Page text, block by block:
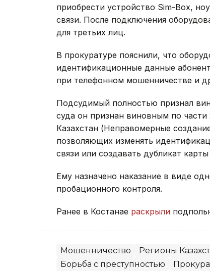
приобрести устройство Sim-Box,
связи. После подключения
для третьих лиц.
В прокуратуре пояснили, что
идентификационные данные
при телефонном мошенничестве и
Подсудимый полностью признал
суда он признан виновным по части
Казахстан (Неправомерные
позволяющих изменять
связи или создавать дубликат
Ему назначено наказание в виде
пробационного контроля.
Ранее в Костанае раскрыли
Мошенничество Регионы
Борьба с преступностью